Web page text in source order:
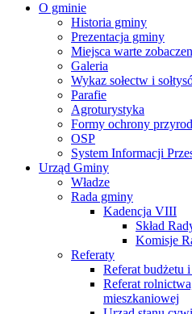
O gminie
Historia gminy
Prezentacja gminy
Miejsca warte
Galeria
Wykaz sołectw i
Parafie
Agroturystyka
Formy ochrony
OSP
System Informacji
Urząd Gminy
Władze
Rada gminy
Kadencja VIII
Skład
Komisje
Referaty
Referat budżetu
Referat
mieszkaniowej